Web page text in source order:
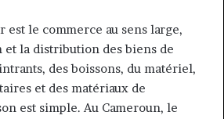
est le commerce au sens large,
et la distribution des biens de
des boissons, du matériel,
et des matériaux de
est simple. Au Cameroun, le